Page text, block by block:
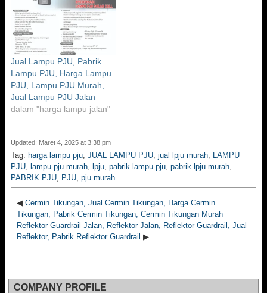
Jual Lampu PJU, Pabrik
Lampu PJU, Harga Lampu
PJU, Lampu PJU Murah,
Jual Lampu PJU Jalan
dalam "harga lampu jalan"
Updated: Maret 4, 2025 at 3:38 pm
Tag: harga lampu pju, JUAL LAMPU PJU, jual lpju murah, LAMPU
PJU, lampu pju murah, lpju, pabrik lampu pju, pabrik lpju murah,
PABRIK PJU, PJU, pju murah
◀ Cermin Tikungan, Jual Cermin Tikungan, Harga Cermin
Tikungan, Pabrik Cermin Tikungan, Cermin Tikungan Murah
Reflektor Guardrail Jalan, Reflektor Jalan, Reflektor Guardrail, Jual
Reflektor, Pabrik Reflektor Guardrail ▶
COMPANY PROFILE